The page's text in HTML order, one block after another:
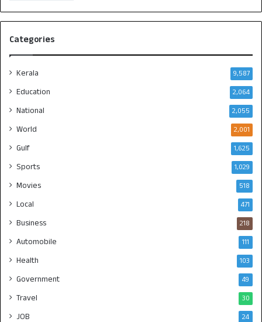
Categories
Kerala 9,587
Education 2,064
National 2,055
World 2,001
Gulf 1,625
Sports 1,029
Movies 518
Local 471
Business 218
Automobile 111
Health 103
Government 49
Travel 30
JOB 24